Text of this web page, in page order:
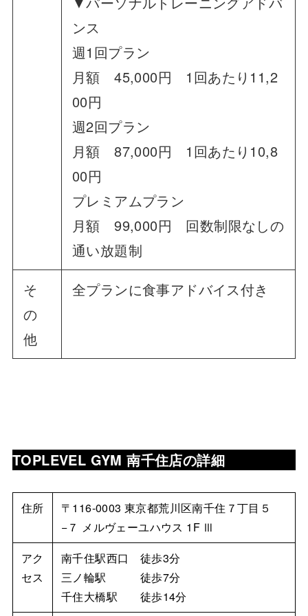
ンス
週1回プラン
月額 45,000円 1回あたり11,2
00円
週2回プラン
月額 87,000円 1回あたり10,8
00円
プレミアムプラン
月額 99,000円 回数制限なしの
通い放題制
そ
の
他
全プランに食事アドバイス付き
TOPLEVEL GYM 南千住店の詳細
住所
〒116-0003 東京都荒川区南千住７丁目５
−７ メルヴェーユハウス 1F Ⅲ
アク
セス
南千住駅西口 徒歩3分
三ノ輪駅 徒歩7分
千住大橋駅 徒歩14分